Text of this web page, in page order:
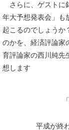
さらに、ゲストに
年大予想発表会」も
起こるのでしょう
のかを、経済評論家
育評論家の西川純先
想します
平成が終